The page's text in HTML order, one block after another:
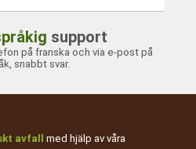
support
på franska och via e-post på
snabbt svar.
avfall
med hjälp av våra